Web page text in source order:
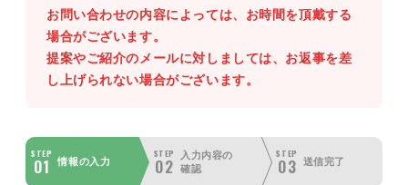
お問い合わせの内容によっては、お時間を頂戴する
場合がございます。
提案やご紹介のメールに対しましては、お返事を差
し上げられない場合がございます。
STEP
01 情報の入力
STEP
02
入力内容の
確認
STEP
03 送信完了